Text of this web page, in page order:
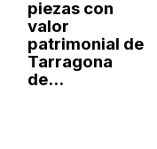
piezas con
valor
patrimonial de
Tarragona
de...